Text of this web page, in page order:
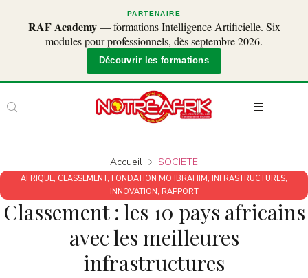
PARTENAIRE
RAF Academy— formations Intelligence Artificielle. Six
modules pour professionnels, dès septembre 2026.
Découvrir les formations
Accueil SOCIETE
AFRIQUE, CLASSEMENT, FONDATION MO IBRAHIM, INFRASTRUCTURES,
INNOVATION, RAPPORT
Classement : les 10 pays africains
avec les meilleures
infrastructures